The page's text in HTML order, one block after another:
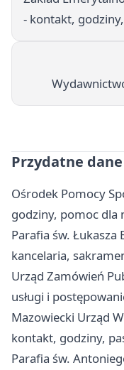
- kontakt,
Przydatne
Ośrodek Pomocy
godziny, pomoc dla
Parafia św. Łukasza
kancelaria,
Urząd Zamówień
usługi i
Mazowiecki Urząd
kontakt, godziny,
Parafia św.